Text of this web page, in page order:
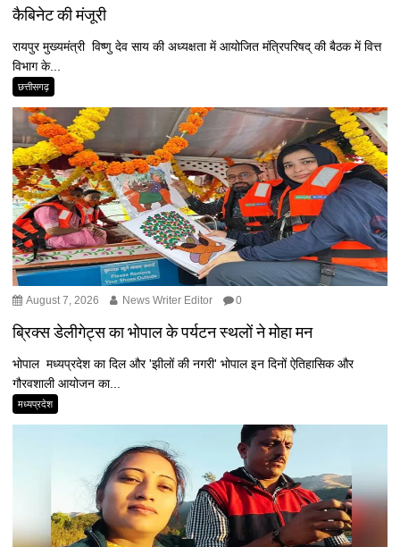
कैबिनेट की मंजूरी
रायपुर मुख्यमंत्री विष्णु देव साय की अध्यक्षता में आयोजित मंत्रिपरिषद् की बैठक में वित्त
विभाग के...
छत्तीसगढ़
August 7, 2026 News Writer Editor 0
ब्रिक्स डेलीगेट्स का भोपाल के पर्यटन स्थलों ने मोहा मन
भोपाल मध्यप्रदेश का दिल और 'झीलों की नगरी' भोपाल इन दिनों ऐतिहासिक और
गौरवशाली आयोजन का...
मध्यप्रदेश